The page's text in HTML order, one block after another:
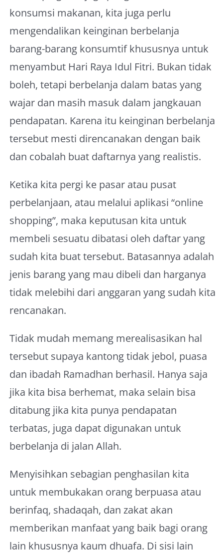
konsumsi makanan, kita juga perlu
mengendalikan keinginan berbelanja
barang-barang konsumtif khususnya untuk
menyambut Hari Raya Idul Fitri. Bukan tidak
boleh, tetapi berbelanja dalam batas yang
wajar dan masih masuk dalam jangkauan
pendapatan. Karena itu keinginan berbelanja
tersebut mesti direncanakan dengan baik
dan cobalah buat daftarnya yang realistis.
Ketika kita pergi ke pasar atau pusat
perbelanjaan, atau melalui aplikasi “online
shopping”, maka keputusan kita untuk
membeli sesuatu dibatasi oleh daftar yang
sudah kita buat tersebut. Batasannya adalah
jenis barang yang mau dibeli dan harganya
tidak melebihi dari anggaran yang sudah kita
rencanakan.
Tidak mudah memang merealisasikan hal
tersebut supaya kantong tidak jebol, puasa
dan ibadah Ramadhan berhasil. Hanya saja
jika kita bisa berhemat, maka selain bisa
ditabung jika kita punya pendapatan
terbatas, juga dapat digunakan untuk
berbelanja di jalan Allah.
Menyisihkan sebagian penghasilan kita
untuk membukakan orang berpuasa atau
berinfaq, shadaqah, dan zakat akan
memberikan manfaat yang baik bagi orang
lain khususnya kaum dhuafa. Di sisi lain